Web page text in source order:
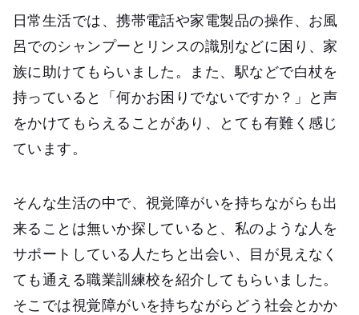
日常生活では、携帯電話や家電製品の操作、お風
呂でのシャンプーとリンスの識別などに困り、家
族に助けてもらいました。また、駅などで白杖を
持っていると「何かお困りでないですか？」と声
をかけてもらえることがあり、とても有難く感じ
ています。
そんな生活の中で、視覚障がいを持ちながらも出
来ることは無いか探していると、私のような人を
サポートしている人たちと出会い、目が見えなく
ても通える職業訓練校を紹介してもらいました。
そこでは視覚障がいを持ちながらどう社会とかか